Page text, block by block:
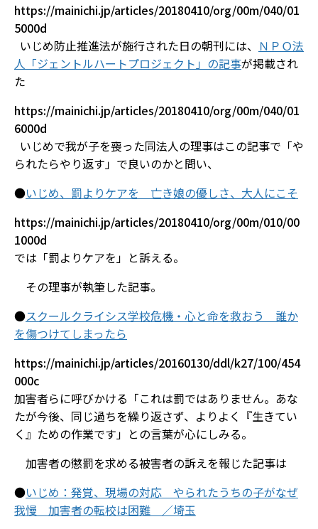
https://mainichi.jp/articles/20180410/org/00m/040/01
5000d
いじめ防止推進法が施行された日の朝刊には、 ＮＰＯ法
人「ジェントルハートプロジェクト」の記事が掲載され
た
https://mainichi.jp/articles/20180410/org/00m/040/01
6000d
いじめで我が子を喪った同法人の理事はこの記事で「や
られたらやり返す」で良いのかと問い、
●いじめ、罰よりケアを 亡き娘の優しさ、大人にこそ
https://mainichi.jp/articles/20180410/org/00m/010/00
1000d
では「罰よりケアを」と訴える。
その理事が執筆した記事。
●スクールクライシス学校危機・心と命を救おう 誰か
を傷つけてしまったら
https://mainichi.jp/articles/20160130/ddl/k27/100/454
000c
加害者らに呼びかける「これは罰ではありません。あな
たが今後、同じ過ちを繰り返さず、よりよく『生きてい
く』ための作業です」との言葉が心にしみる。
加害者の懲罰を求める被害者の訴えを報じた記事は
●いじめ：発覚、現場の対応 やられたうちの子がなぜ
我慢 加害者の転校は困難 ／埼玉